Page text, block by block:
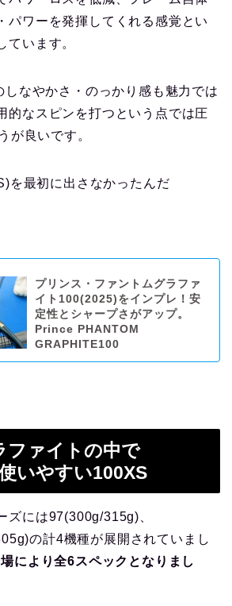
パワーを発揮してくれる感覚とい
ています。
しなやかさ・のっかり感も魅力では
的なスピンを打つという点では圧
が良いです。
を最初に出さなかったんだ
プリンス・ファントムグラファ
イト100(2025)をインプレ！安
定性とシャープさがアップ。
Prince PHANTOM
GRAPHITE100
ファイトの中で
いやすい100XS
ズには97(300g/315g)、
の計4機種が展開されていまし
により全6スペックとなりまし